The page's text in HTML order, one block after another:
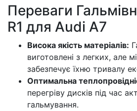
Переваги
R1 для Audi A7
Висока якість матеріалів:
виготовлені з легких, але
забезпечує їхню тривалу
Оптимальна
перегріву дисків під час
гальмування.